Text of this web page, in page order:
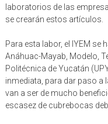
laboratorios de las
se crearán estos artículos.
Para esta labor, el IYEM
Anáhuac-Mayab, Modelo,
Politécnica de Yucatán
inmediata, para dar paso
van a ser de mucho
escasez de cubrebocas